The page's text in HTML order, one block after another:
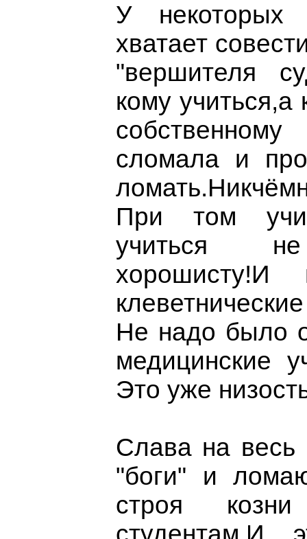
У некоторых
хватает
"вершителя
кому
сломала и
При том
учиться не
Не надо было
медицинские
Это уже
Слава на
"боги" и
строя